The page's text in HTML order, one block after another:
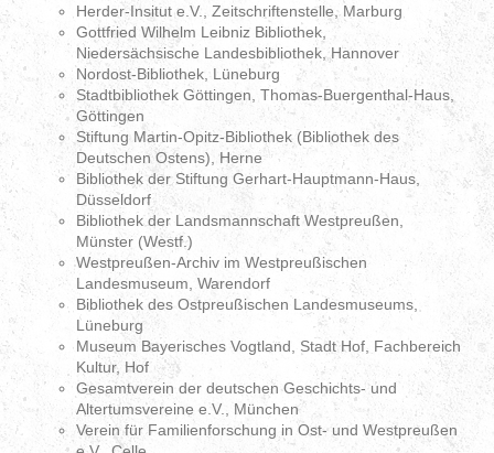
Herder-Insitut e.V., Zeitschriftenstelle, Marburg
Gottfried Wilhelm Leibniz Bibliothek,
Niedersächsische Landesbibliothek, Hannover
Nordost-Bibliothek, Lüneburg
Stadtbibliothek Göttingen, Thomas-Buergenthal-Haus,
Göttingen
Stiftung Martin-Opitz-Bibliothek (Bibliothek des
Deutschen Ostens), Herne
Bibliothek der Stiftung Gerhart-Hauptmann-Haus,
Düsseldorf
Bibliothek der Landsmannschaft Westpreußen,
Münster (Westf.)
Westpreußen-Archiv im Westpreußischen
Landesmuseum, Warendorf
Bibliothek des Ostpreußischen Landesmuseums,
Lüneburg
Museum Bayerisches Vogtland, Stadt Hof, Fachbereich
Kultur, Hof
Gesamtverein der deutschen Geschichts- und
Altertumsvereine e.V., München
Verein für Familienforschung in Ost- und Westpreußen